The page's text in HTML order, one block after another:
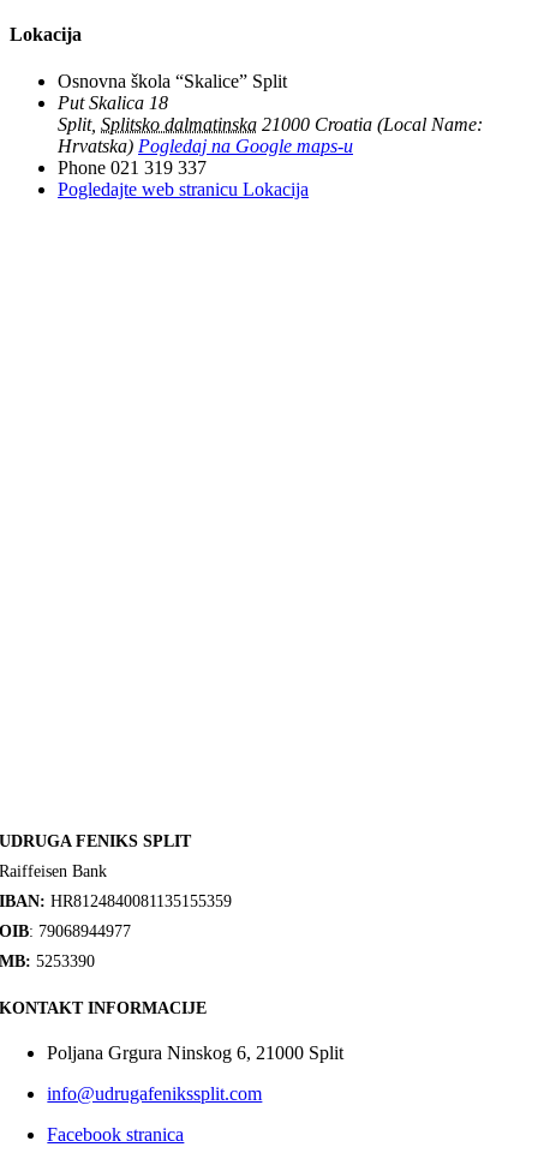
Lokacija
Osnovna škola “Skalice” Split
Put Skalica 18
Split, Splitsko dalmatinska 21000 Croatia (Local Name:
Hrvatska) Pogledaj na Google maps-u
Phone 021 319 337
Pogledajte web stranicu Lokacija
UDRUGA FENIKS SPLIT
Raiffeisen Bank
IBAN: HR8124840081135155359
OIB: 79068944977
MB: 5253390
KONTAKT INFORMACIJE
Poljana Grgura Ninskog 6, 21000 Split
info@udrugafenikssplit.com
Facebook stranica